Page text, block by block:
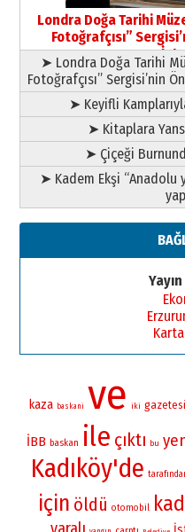
Şampiyonluk
yazar
11 Mayıs 2026
Londra Doğa Tarihi
Fotoğrafçısı”
➤ Londra Doğa Tarihi
Fotoğrafçısı” Sergisi’nin
➤ Keyifli
➤ Kitaplara
➤ Çiçeği
➤ Kadem Ekşi “Anadolu
kaza baskani ve iki gazetesi
İBB baskan ile çıktı bu
Kadıköy'de
için öldü otomobil
yaralı